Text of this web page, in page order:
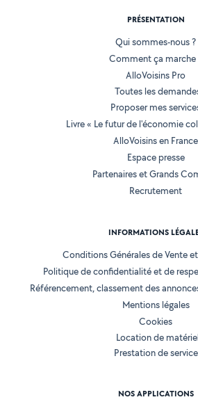
PRÉSENTATION
Qui sommes-nous ?
Comment ça marche
AlloVoisins Pro
Toutes les
Proposer mes
Livre « Le futur de l'économie
AlloVoisins en France
Espace presse
Partenaires et Grands
Recrutement
INFORMATIONS
Conditions Générales de Vente
Politique de confidentialité et de
Référencement, classement des
Mentions légales
Cookies
Location de matériel
Prestation de
NOS APPLICATIONS